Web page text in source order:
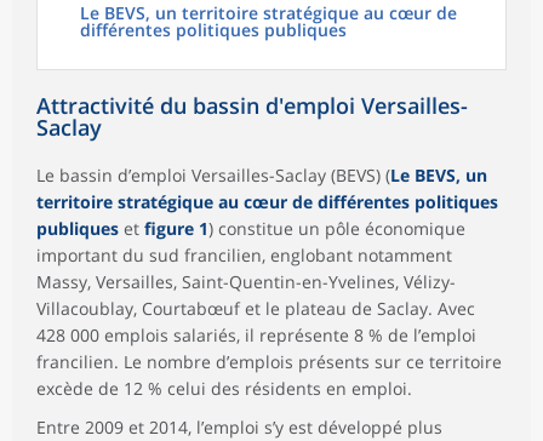
Le BEVS, un territoire stratégique au cœur de
différentes politiques publiques
Attractivité du bassin d'emploi Versailles-
Saclay
Le bassin d’emploi Versailles-Saclay (BEVS) (Le BEVS, un
territoire stratégique au cœur de différentes politiques
publiques et figure 1) constitue un pôle économique
important du sud francilien, englobant notamment
Massy, Versailles, Saint-Quentin-en-Yvelines, Vélizy-
Villacoublay, Courtabœuf et le plateau de Saclay. Avec
428 000 emplois salariés, il représente 8 % de l’emploi
francilien. Le nombre d’emplois présents sur ce territoire
excède de 12 % celui des résidents en emploi.
Entre 2009 et 2014, l’emploi s’y est développé plus